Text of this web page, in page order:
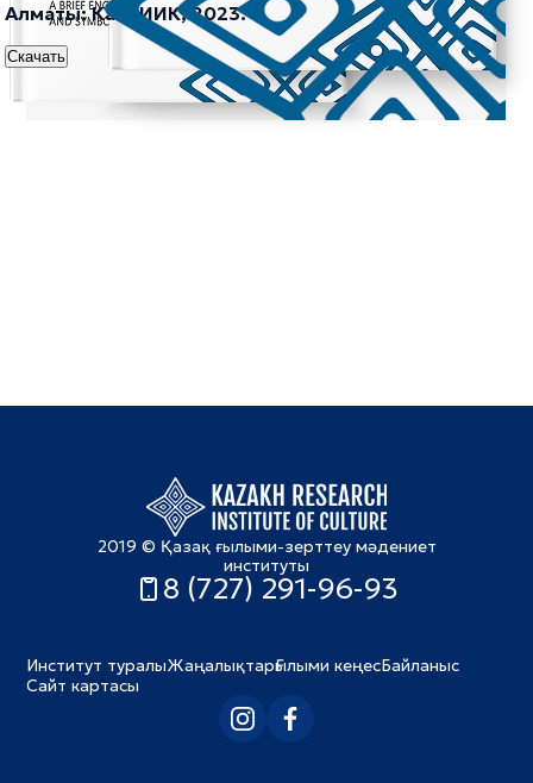
Алматы: КазНИИК, 2023.
Скачать
2019 © Қазақ ғылыми-зерттеу мәдениет
институты
8 (727) 291-96-93
Институт туралыЖаңалықтарҒылыми кеңесБайланыс
Сайт картасы